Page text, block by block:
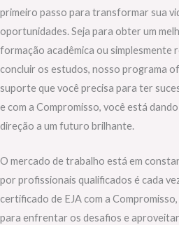
primeiro passo para transformar sua
oportunidades. Seja para obter um
formação acadêmica ou simplesmente
concluir os estudos, nosso programa
suporte que você precisa para ter
e com a Compromisso, você está
direção a um futuro brilhante.
O mercado de trabalho está em
por profissionais qualificados é cada
certificado de EJA com a
para enfrentar os desafios e